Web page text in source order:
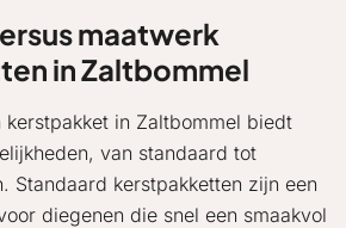
maatwerk
in Zaltbommel
kerstpakket in Zaltbommel biedt
van standaard tot
Standaard kerstpakketten zijn een
diegenen die snel een smaakvol